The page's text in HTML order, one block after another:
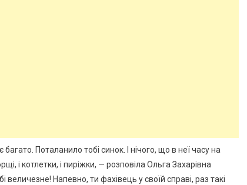
Поталанило тобі синок. І нічого, що в неї часу на
і котлетки, і пиріжки, — розповіла Ольга Захарівна
Напевно, ти фахівець у своїй справі, раз такі